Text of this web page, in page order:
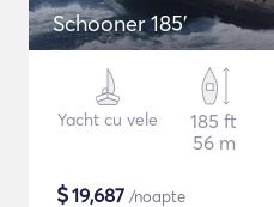
Schooner 185'
Yacht cu vele
185 ft
56 m
$19,687 /noapte